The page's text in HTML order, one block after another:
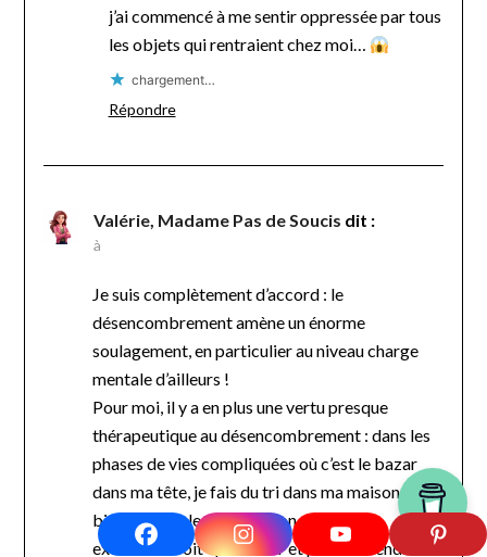
j’ai commencé à me sentir oppressée par tous
les objets qui rentraient chez moi…
chargement…
Répondre
Valérie, Madame Pas de Soucis dit :
à
Je suis complètement d’accord : le
désencombrement amène un énorme
soulagement, en particulier au niveau charge
mentale d’ailleurs !
Pour moi, il y a en plus une vertu presque
thérapeutique au désencombrement : dans les
phases de vies compliquées où c’est le bazar
dans ma tête, je fais du tri dans ma maison… .et
bizarrement le fait que mon « chez moi
extérieur » soit épuré clair et prendre rend mon